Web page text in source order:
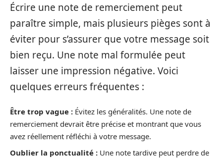
Écrire une note de remerciement peut
paraître simple, mais plusieurs pièges sont à
éviter pour s’assurer que votre message soit
bien reçu. Une note mal formulée peut
laisser une impression négative. Voici
quelques erreurs fréquentes :
Être trop vague : Évitez les généralités. Une note de
remerciement devrait être précise et montrant que vous
avez réellement réfléchi à votre message.
Oublier la ponctualité : Une note tardive peut perdre de